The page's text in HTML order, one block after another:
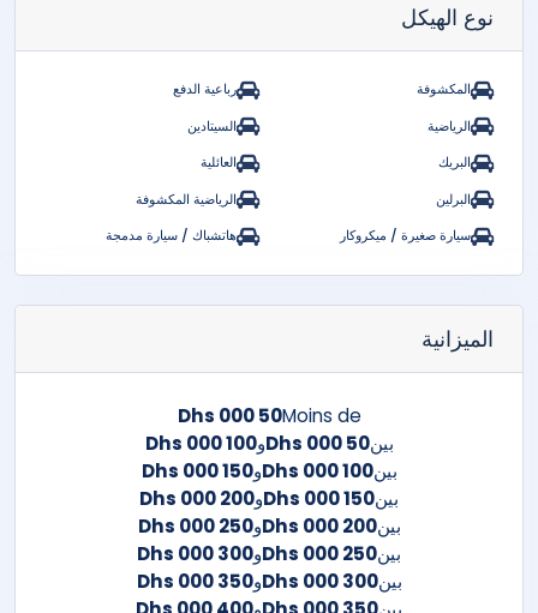
نوع الهيكل
المكشوفة
رباعية الدفع
الرياضية
السيتادين
البريك
العائلية
البرلين
الرياضية المكشوفة
سيارة صغيرة / ميكروكار
هاتشباك / سيارة مدمجة
الميزانية
Moins de
50 000 Dhs
بين50 000 Dhs و100 000 Dhs
بين100 000 Dhs و150 000 Dhs
بين150 000 Dhs و200 000 Dhs
بين200 000 Dhs و250 000 Dhs
بين250 000 Dhs و300 000 Dhs
بين300 000 Dhs و350 000 Dhs